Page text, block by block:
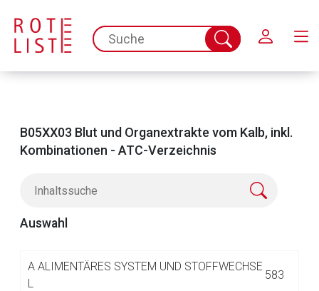
spc.search.input.placeholder
Suche
abschicken
B05XX03 Blut und Organextrakte vom Kalb, inkl.
Kombinationen - ATC-Verzeichnis
Auswahl
A ALIMENTÄRES SYSTEM UND STOFFWECHSE
L
583
Aufruf einer externen Seite